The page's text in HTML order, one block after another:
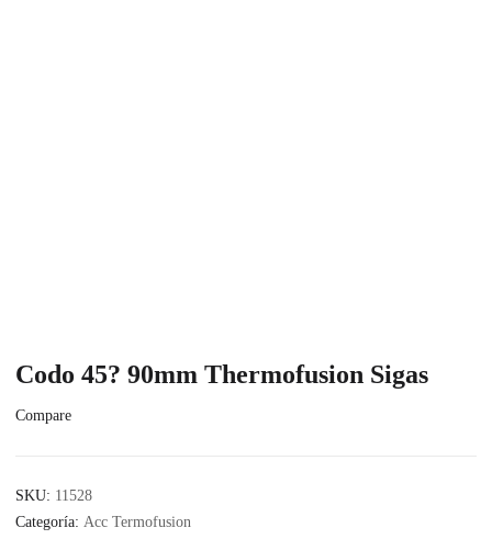
Codo 45? 90mm Thermofusion Sigas
Compare
SKU: 11528
Categoría: Acc Termofusion